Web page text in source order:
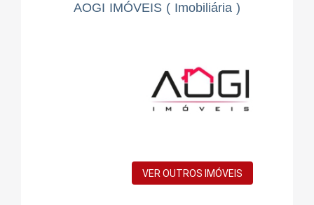
AOGI IMÓVEIS ( Imobiliária )
VER OUTROS IMÓVEIS